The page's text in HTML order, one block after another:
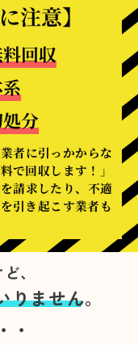
注意】
回収
分
者に引っかからな
で回収します！」
請求したり、不適
引き起こす業者も
、
りません。
・